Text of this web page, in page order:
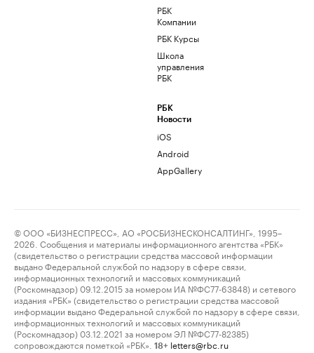
РБК
Компании
РБК Курсы
Школа
управления
РБК
РБК
Новости
iOS
Android
AppGallery
© ООО «БИЗНЕСПРЕСС», АО «РОСБИЗНЕСКОНСАЛТИНГ», 1995–
2026. Сообщения и материалы информационного агентства «РБК»
(свидетельство о регистрации средства массовой информации
выдано Федеральной службой по надзору в сфере связи,
информационных технологий и массовых коммуникаций
(Роскомнадзор) 09.12.2015 за номером ИА №ФС77-63848) и сетевого
издания «РБК» (свидетельство о регистрации средства массовой
информации выдано Федеральной службой по надзору в сфере связи,
информационных технологий и массовых коммуникаций
(Роскомнадзор) 03.12.2021 за номером ЭЛ №ФС77-82385)
сопровождаются пометкой «РБК».
18+ letters@rbc.ru